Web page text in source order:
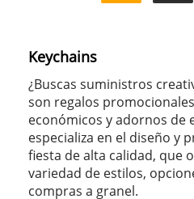
Keychains
¿Buscas suministros
son regalos
económicos y adornos de
especializa en el diseño y
fiesta de alta calidad, que
variedad de estilos,
compras a granel.